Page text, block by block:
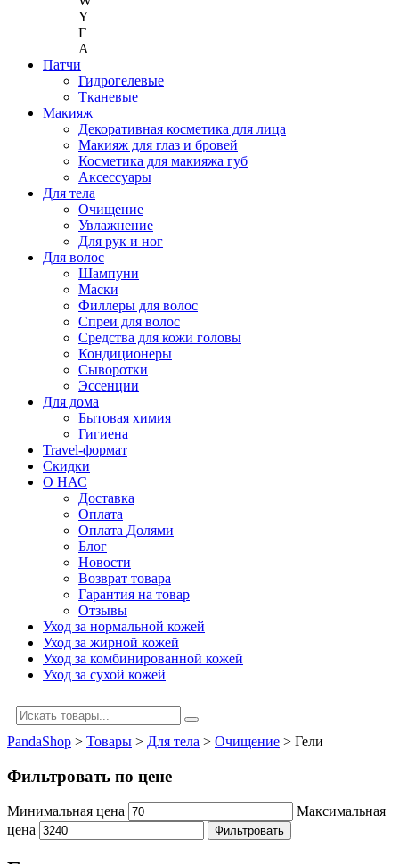
Y
Г
A
Патчи
Гидрогелевые
Тканевые
Макияж
Декоративная косметика для лица
Макияж для глаз и бровей
Косметика для макияжа губ
Аксессуары
Для тела
Очищение
Увлажнение
Для рук и ног
Для волос
Шампуни
Маски
Филлеры для волос
Спреи для волос
Средства для кожи головы
Кондиционеры
Сыворотки
Эссенции
Для дома
Бытовая химия
Гигиена
Travel-формат
Скидки
О НАС
Доставка
Оплата
Оплата Долями
Блог
Новости
Возврат товара
Гарантия на товар
Отзывы
Уход за нормальной кожей
Уход за жирной кожей
Уход за комбинированной кожей
Уход за сухой кожей
PandaShop > Товары > Для тела > Очищение > Гели
Фильтровать по цене
Минимальная цена
Максимальная
цена
Фильтровать